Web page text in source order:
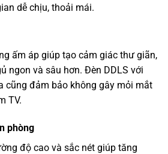
dễ chịu, thoải mái.
ấm áp giúp tạo cảm giác thư giãn,
ngon và sâu hơn. Đèn DDLS với
cũng đảm bảo không gây mỏi mắt
TV.
phòng
độ cao và sắc nét giúp tăng